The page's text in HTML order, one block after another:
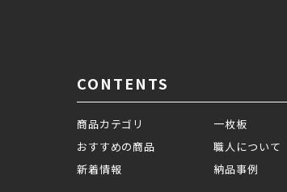
CONTENTS
商品カテゴリ
一枚板
おすすめの商品
職人について
新着情報
納品事例